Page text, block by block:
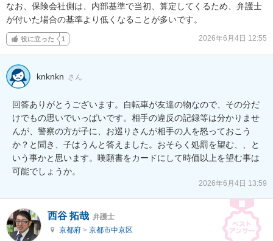
なお、保険会社側は、内部基準で当初、算定してくるため、弁護士
が付いた場合の基準より低くなることが多いです。
役に立った 1 2026年6月4日 12:55
knknkn さん
回答ありがとうございます。自転車が友達の物なので、その分だ
けでもの思いでいっぱいです。相手の違反の記録等は分かりませ
んが、警察の方が子に、お巡りさんが相手の人を怒っておこう
か？と聞き、子はうんと答えました。おそらく処罰を望む、、と
いう事かと思います。嘆願書をカードにして時価以上を望む事は
可能でしょうか。
2026年6月4日 13:59
西谷 拓哉 弁護士
京都府 > 京都市中京区